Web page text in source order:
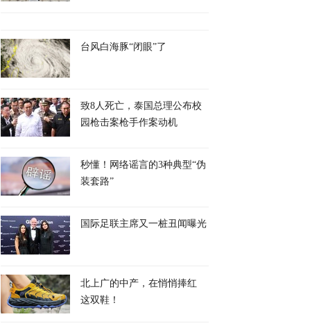
台风白海豚“闭眼”了
致8人死亡，泰国总理公布校
园枪击案枪手作案动机
秒懂！网络谣言的3种典型“伪
装套路”
国际足联主席又一桩丑闻曝光
北上广的中产，在悄悄捧红
这双鞋！